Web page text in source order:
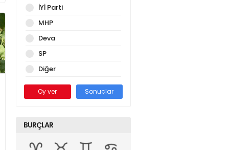
İYİ Parti
MHP
Deva
SP
Diğer
Oy ver Sonuçlar
BURÇLAR